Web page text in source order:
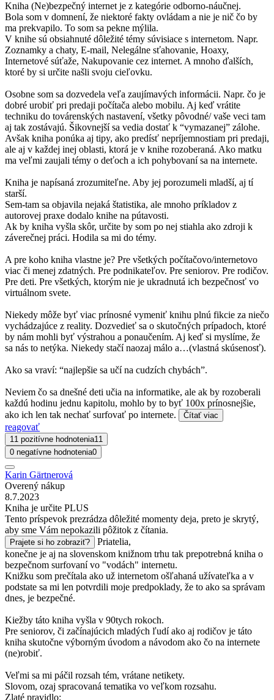
Kniha (Ne)bezpečný internet je z kategórie odborno-náučnej.
Bola som v domnení, že niektoré fakty ovládam a nie je nič čo by
ma prekvapilo. To som sa pekne mýlila.
V knihe sú obsiahnuté dôležité témy súvisiace s internetom. Napr.
Zoznamky a chaty, E-mail, Nelegálne sťahovanie, Hoaxy,
Internetové súťaže, Nakupovanie cez internet. A mnoho ďalších,
ktoré by si určite našli svoju cieľovku.
Osobne som sa dozvedela veľa zaujímavých informácii. Napr. čo je
dobré urobiť pri predaji počítača alebo mobilu. Aj keď vrátite
techniku do továrenských nastavení, všetky pôvodné/ vaše veci tam
aj tak zostávajú. Šikovnejší sa vedia dostať k “vymazanej” zálohe.
Avšak kniha ponúka aj tipy, ako predísť nepríjemnostiam pri predaji,
ale aj v každej inej oblasti, ktorá je v knihe rozoberaná. Ako matku
ma veľmi zaujali témy o deťoch a ich pohybovaní sa na internete.
Kniha je napísaná zrozumiteľne. Aby jej porozumeli mladší, aj tí
starší.
Sem-tam sa objavila nejaká štatistika, ale mnoho príkladov z
autorovej praxe dodalo knihe na pútavosti.
Ak by kniha vyšla skôr, určite by som po nej stiahla ako zdroji k
záverečnej práci. Hodila sa mi do témy.
A pre koho kniha vlastne je? Pre všetkých počítačovo/internetovo
viac či menej zdatných. Pre podnikateľov. Pre seniorov. Pre rodičov.
Pre deti. Pre všetkých, ktorým nie je ukradnutá ich bezpečnosť vo
virtuálnom svete.
Niekedy môže byť viac prínosné vymeniť knihu plnú fikcie za niečo
vychádzajúce z reality. Dozvedieť sa o skutočných prípadoch, ktoré
by nám mohli byť výstrahou a ponaučením. Aj keď si myslíme, že
sa nás to netýka. Niekedy stačí naozaj málo a…(vlastná skúsenosť).
Ako sa vraví: “najlepšie sa učí na cudzích chybách”.
Neviem čo sa dnešné deti učia na informatike, ale ak by rozoberali
každú hodinu jednu kapitolu, mohlo by to byť 100x prínosnejšie,
ako ich len tak nechať surfovať po internete.
Čítať viac
reagovať
11 pozitívne hodnotenia11
0 negatívne hodnotenia0
Karin Gärtnerová
Overený nákup
8.7.2023
Kniha je určite PLUS
Tento príspevok prezrádza dôležité momenty deja, preto je skrytý,
aby sme Vám nepokazili pôžitok z čítania.
Prajete si ho zobraziť?
Priatelia,
konečne je aj na slovenskom knižnom trhu tak prepotrebná kniha o
bezpečnom surfovaní vo "vodách" internetu.
Knižku som prečítala ako už internetom ošľahaná užívateľka a v
podstate sa mi len potvrdili moje predpoklady, že to ako sa správam
dnes, je bezpečné.
Kiežby táto kniha vyšla v 90tych rokoch.
Pre seniorov, či začínajúcich mladých ľudí ako aj rodičov je táto
kniha skutočne výborným úvodom a návodom ako čo na internete
(ne)robiť.
Veľmi sa mi páčil rozsah tém, vrátane netikety.
Slovom, ozaj spracovaná tematika vo veľkom rozsahu.
Zlaté pravidlo: